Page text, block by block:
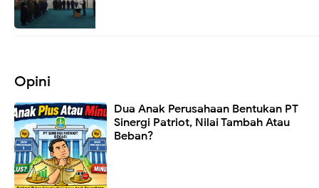
Opini
Dua Anak Perusahaan Bentukan PT
Sinergi Patriot, Nilai Tambah Atau
Beban?